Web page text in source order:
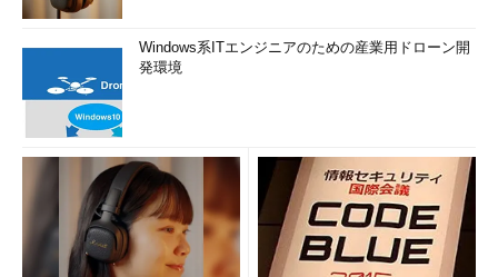
Windows系ITエンジニアのための産業用ドローン開
発環境